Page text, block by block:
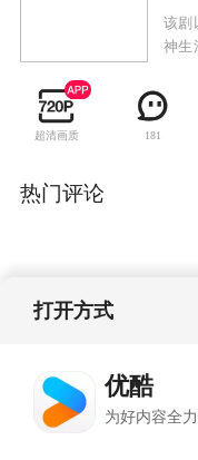
该剧
神生
界一
奇异
之
超清画质 181
热门评论
打开方式
优酷
为好内容全